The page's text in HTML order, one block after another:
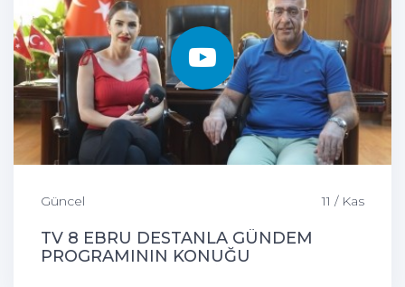
Güncel 11 / Kas
TV 8 EBRU DESTANLA GÜNDEM
PROGRAMININ KONUĞU